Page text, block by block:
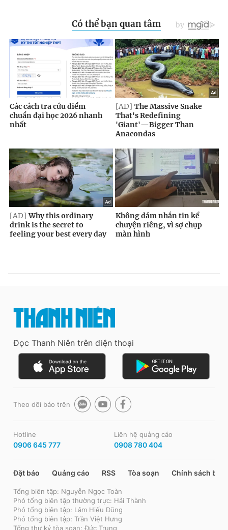
Đọc Thanh Niên trên điện thoại
Theo dõi báo trên
Hotline
0906 645 777
Liên hệ quảng cáo
0908 780 404
Đặt báo Quảng cáo RSS Tòa soạn Chính sách bảo
Tổng biên tập: Nguyễn Ngọc Toàn
Phó tổng biên tập thường trực: Hải Thành
Phó tổng biên tập: Lâm Hiếu Dũng
Phó tổng biên tập: Trần Việt Hưng
Tổng thư ký tòa soạn: Đức Trung